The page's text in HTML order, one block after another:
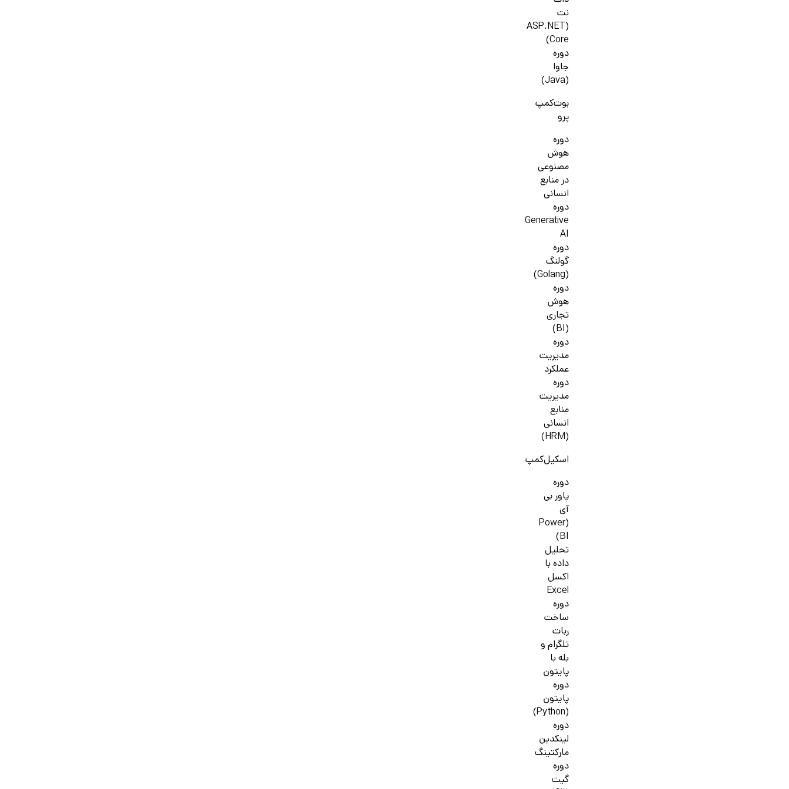
نت
(ASP.NET
Core)
دوره
جاوا
(Java)
بوت‌کمپ
پرو
دوره
هوش
مصنوعی
در منابع
انسانی
دوره
Generative
AI
دوره
گولنگ
(Golang)
دوره
هوش
تجاری
(BI)
دوره
مدیریت
عملکرد
دوره
مدیریت
منابع
انسانی
(HRM)
اسکیل‌کمپ
دوره
پاور بی
آی
(Power
BI)
تحلیل
داده با
اکسل
Excel
دوره
ساخت
ربات
تلگرام و
بله با
پایتون
دوره
پایتون
(Python)
دوره
لینکدین
مارکتینگ
دوره
گیت